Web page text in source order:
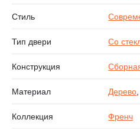
Стиль
Тип двери Со
Конструкция
Материал Дерево,
Коллекция Френч